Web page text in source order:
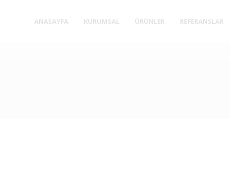
ANASAYFA KURUMSAL ÜRÜNLER REFERANSLAR